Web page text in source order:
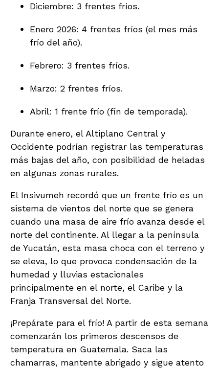
Diciembre: 3 frentes fríos.
Enero 2026: 4 frentes fríos (el mes más
frío del año).
Febrero: 3 frentes fríos.
Marzo: 2 frentes fríos.
Abril: 1 frente frío (fin de temporada).
Durante enero, el Altiplano Central y
Occidente podrían registrar las temperaturas
más bajas del año, con posibilidad de heladas
en algunas zonas rurales.
El Insivumeh recordó que un frente frío es un
sistema de vientos del norte que se genera
cuando una masa de aire frío avanza desde el
norte del continente. Al llegar a la península
de Yucatán, esta masa choca con el terreno y
se eleva, lo que provoca condensación de la
humedad y lluvias estacionales
principalmente en el norte, el Caribe y la
Franja Transversal del Norte.
¡Prepárate para el frío! A partir de esta semana
comenzarán los primeros descensos de
temperatura en Guatemala. Saca las
chamarras, mantente abrigado y sigue atento